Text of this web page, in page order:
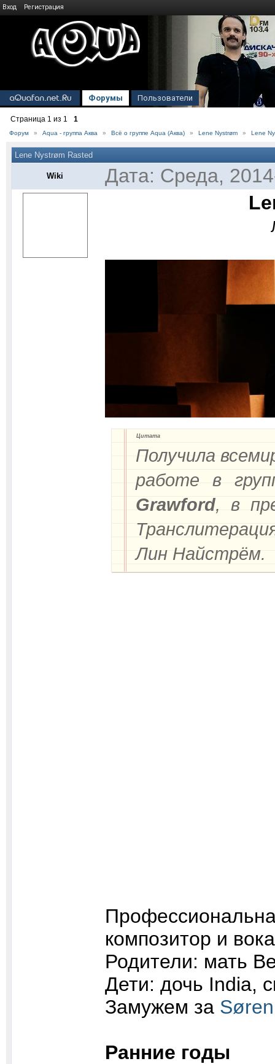
Вход Регистрация
Форумы Пользователи
Страница 1 из 1 1
Форум » Aqua - группа Аква » Всё о группе Aqua (Аква) » Lene Nystrøm » Lene
Lene Nystrøm Rasted
Wiki
Дата: Среда,
Цитата
Получила
работе в
Grawford, в
Лин Найстрём.
композитор и
Родители: мать
Дети: дочь India,
Замужем за
Ранние годы